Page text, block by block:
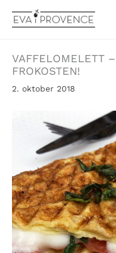
rett
VAFFELOMELETT
FROKOSTEN!
2. oktober 2018